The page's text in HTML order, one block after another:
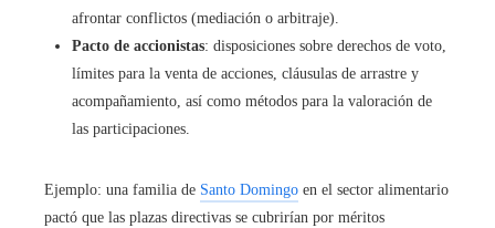
afrontar conflictos (mediación o arbitraje).
Pacto de accionistas: disposiciones sobre derechos de voto,
límites para la venta de acciones, cláusulas de arrastre y
acompañamiento, así como métodos para la valoración de
las participaciones.
Ejemplo: una familia de Santo Domingo en el sector alimentario
pactó que las plazas directivas se cubrirían por méritos